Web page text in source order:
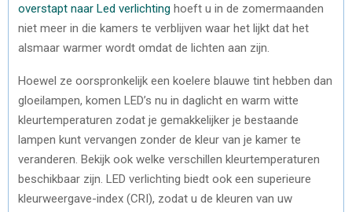
overstapt naar Led verlichting hoeft u in de zomermaanden
niet meer in die kamers te verblijven waar het lijkt dat het
alsmaar warmer wordt omdat de lichten aan zijn.
Hoewel ze oorspronkelijk een koelere blauwe tint hebben dan
gloeilampen, komen LED’s nu in daglicht en warm witte
kleurtemperaturen zodat je gemakkelijker je bestaande
lampen kunt vervangen zonder de kleur van je kamer te
veranderen. Bekijk ook welke verschillen kleurtemperaturen
beschikbaar zijn. LED verlichting biedt ook een superieure
kleurweergave-index (CRI), zodat u de kleuren van uw